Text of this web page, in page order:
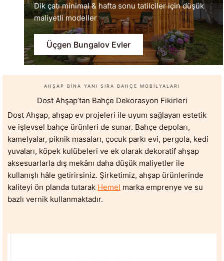
Dik çatı minimal & hafta sonu tatilciler için düşük
maliyetli modeller
Üçgen Bungalov Evler
AHŞAP BINA YANI SIRA BAHÇE MOBILYALARI
Dost Ahşap’tan Bahçe Dekorasyon Fikirleri
Dost Ahşap, ahşap ev projeleri ile uyum sağlayan estetik
ve işlevsel bahçe ürünleri de sunar. Bahçe depoları,
kamelyalar, piknik masaları, çocuk parkı evi, pergola, kedi
yuvaları, köpek kulübeleri ve ek olarak dekoratif ahşap
aksesuarlarla dış mekânı daha düşük maliyetler ile
kullanışlı hâle getirirsiniz. Şirketimiz, ahşap ürünlerinde
kaliteyi ön planda tutarak Hemel marka emprenye ve su
bazlı vernik kullanmaktadır.